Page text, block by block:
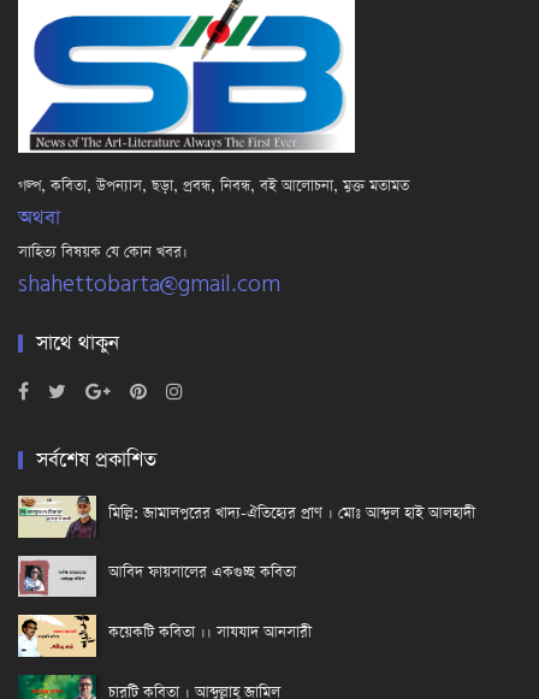
গল্প, কবিতা, উপন্যাস, ছড়া, প্রবন্ধ, নিবন্ধ, বই আলোচনা, মুক্ত মতামত
অথবা
সাহিত্য বিষয়ক যে কোন খবর।
shahettobarta@gmail.com
সাথে থাকুন
সর্বশেষ প্রকাশিত
মিল্লি: জামালপুরের খাদ্য-ঐতিহ্যের প্রাণ । মোঃ আব্দুল হাই আলহাদী
আবিদ ফায়সালের একগুচ্ছ কবিতা
কয়েকটি কবিতা ।। সাযযাদ আনসারী
চারটি কবিতা । আব্দুল্লাহ্ জামিল